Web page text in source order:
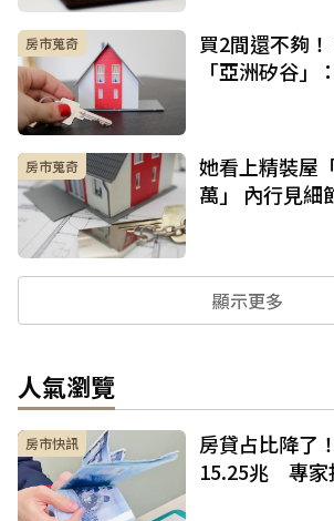
房市蒐奇
買2間還不夠
「亞洲矽谷」
房市蒐奇
她看上精裝屋
萬」 內行見細
顯示更多
人氣瀏覽
房市快訊
房貸占比降了
15.25兆 專家